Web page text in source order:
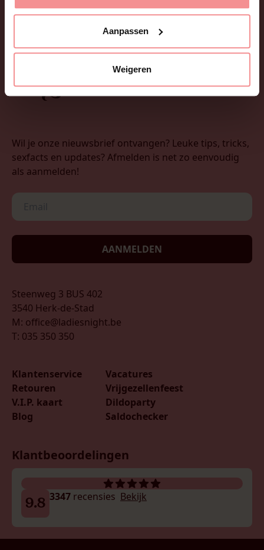
Aanpassen
Weigeren
het zelf heel logisch […]
Wil je onze nieuwsbrief ontvangen? Leuke tips, tricks,
sexfacts en updates? Afmelden is net zo eenvoudig
als aanmelden!
AANMELDEN
Steenweg 3 BUS 402
3540 Herk-de-Stad
M: office@ladiesnight.be
T: 035 350 350
Klantenservice
Retouren
V.I.P. kaart
Blog
Vacatures
Vrijgezellenfeest
Dildoparty
Saldochecker
Klantbeoordelingen
9.8 3347 recensies Bekijk